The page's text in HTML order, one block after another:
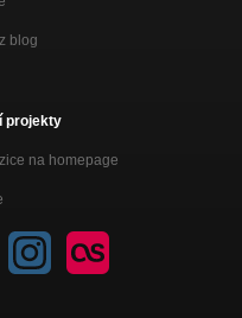
blog
projekty
na homepage